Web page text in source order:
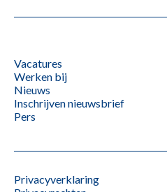
Vacatures
Werken bij
Nieuws
Inschrijven nieuwsbrief
Pers
Privacyverklaring